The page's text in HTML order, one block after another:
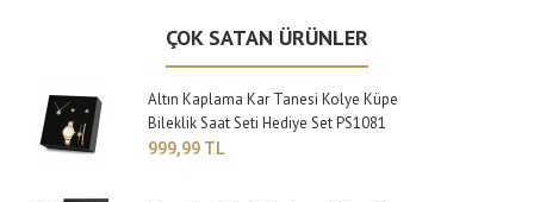
ÇOK SATAN ÜRÜNLER
Altın Kaplama Kar Tanesi Kolye Küpe
Bileklik Saat Seti Hediye Set PS1081
999,99 TL